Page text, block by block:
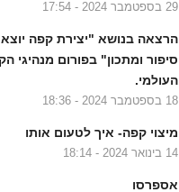
29 בספטמבר 2024 - 17:54
הרצאה בנושא "יצירת קפה יוצא
סיפור ומתכון" בפורום מנהיגי
העולמי.
18 בספטמבר 2024 - 18:36
מיצוי קפה- איך לטעום אותו
14 בינואר 2024 - 18:14
אספרסו